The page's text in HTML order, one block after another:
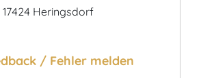
17424 Heringsdorf
/ Fehler melden